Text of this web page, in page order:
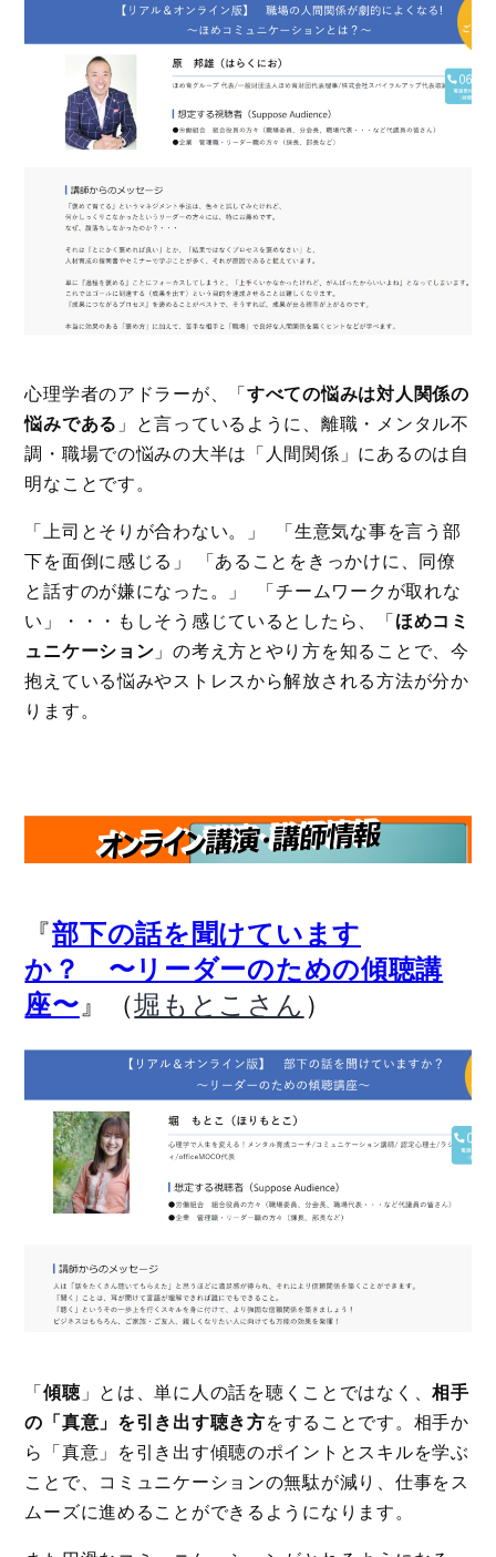
心理学者のアドラーが、「すべての悩みは対人関係の
悩みである 」と言っているように、離職・メンタル不
調・職場での悩みの大半は「人間関係」にあるのは自
明なことです。
「上司とそりが合わない。」 「生意気な事を言う部
下を面倒に感じる」 「あることをきっかけに、同僚
と話すのが嫌になった。」 「チームワークが取れな
い」・・・もしそう感じているとしたら、「 ほめコミ
ュニケーション 」の考え方とやり方を知ることで、今
抱えている悩みやストレスから解放される方法が分か
ります。
『部下の話を聞けています
か？ 〜リーダーのための傾聴講
座〜 』（堀もとこさん ）
「傾聴」とは、単に人の話を聴くことではなく、相手
の「真意」を引き出す聴き方をすることです。相手か
ら「真意」を引き出す傾聴のポイントとスキルを学ぶ
ことで、コミュニケーションの無駄が減り、仕事をス
ムーズに進めることができるようになります。